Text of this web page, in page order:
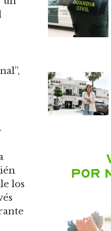
los